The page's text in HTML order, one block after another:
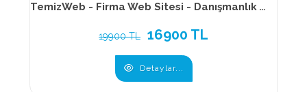
TemizWeb - Firma Web Sitesi - Danışmanlık Web Sitesi - Kurumsal Web Sitesi - 017
19900 TL 16900 TL
Detaylar...